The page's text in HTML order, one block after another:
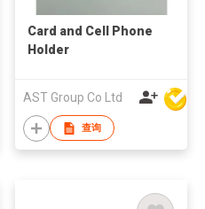
Card and Cell Phone
Holder
AST Group Co Ltd
查询